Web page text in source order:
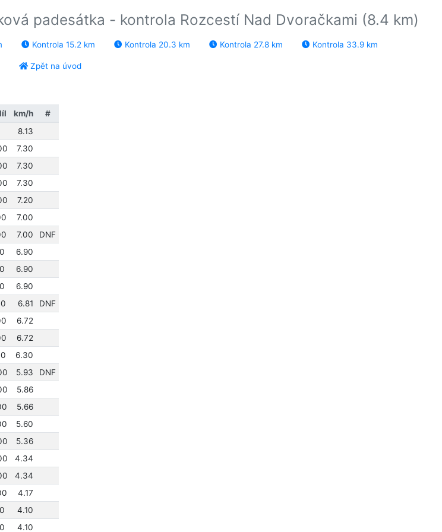
padesátka - kontrola Rozcestí Nad Dvoračkami (8.4 km)
Kontrola 15.2 km Kontrola 20.3 km Kontrola 27.8 km Kontrola 33.9 km
Zpět na úvod
km/h
#
8.13
7.30
7.30
7.30
7.20
7.00
7.00
DNF
6.90
6.90
6.90
6.81
DNF
6.72
6.72
6.30
5.93
DNF
5.86
5.66
5.60
5.36
4.34
4.34
4.17
4.10
4.10